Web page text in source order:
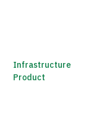
Infrastructure
Product